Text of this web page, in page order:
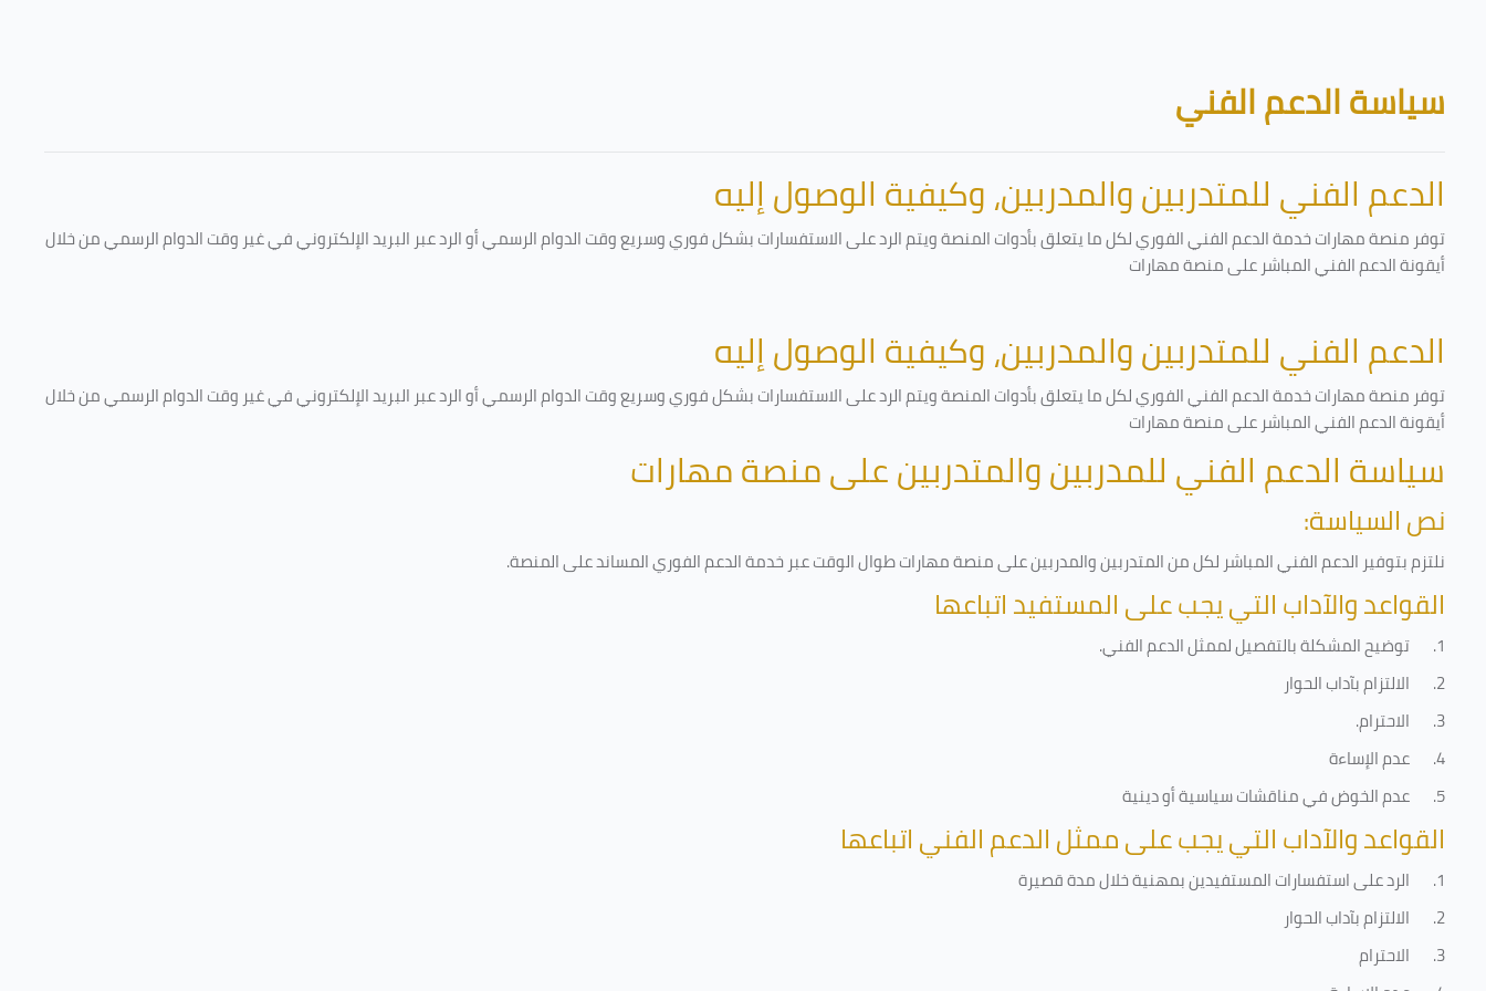
الكتل
سياسة الدعم الفني
الدعم الفني للمتدربين والمدربين، وكيفية الوصول إليه
توفر منصة مهارات خدمة الدعم الفني الفوري لكل ما يتعلق بأدوات المنصة ويتم الرد على الاستفسارات بشكل فوري وسريع وقت الدوام الرسمي أو الرد عبر البريد الإلكتروني في غير وقت الدوام الرسمي من خلال
أيقونة الدعم الفني المباشر على منصة مهارات
الدعم الفني للمتدربين والمدربين، وكيفية الوصول إليه
توفر منصة مهارات خدمة الدعم الفني الفوري لكل ما يتعلق بأدوات المنصة ويتم الرد على الاستفسارات بشكل فوري وسريع وقت الدوام الرسمي أو الرد عبر البريد الإلكتروني في غير وقت الدوام الرسمي من خلال
أيقونة الدعم الفني المباشر على منصة مهارات
سياسة الدعم الفني للمدربين والمتدربين على منصة مهارات
نص السياسة:
نلتزم بتوفير الدعم الفني المباشر لكل من المتدربين والمدربين على منصة مهارات طوال الوقت عبر خدمة الدعم الفوري المساند على المنصة.
القواعد والآداب التي يجب على المستفيد اتباعها
1. توضيح المشكلة بالتفصيل لممثل الدعم الفني.
2.
الالتزام بآداب الحوار
3.
الاحترام.
4.
عدم الإساءة
5.
عدم الخوض في مناقشات سياسية أو دينية
القواعد والآداب التي يجب على ممثل الدعم الفني اتباعها
1.
الرد على استفسارات المستفيدين بمهنية خلال مدة قصيرة
2.
الالتزام بآداب الحوار
3.
الاحترام